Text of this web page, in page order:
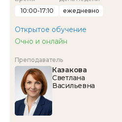
10:00-17:10
ежедневно
Открытое обучение
Очно и онлайн
Преподаватель
Казакова
Светлана
Васильевна